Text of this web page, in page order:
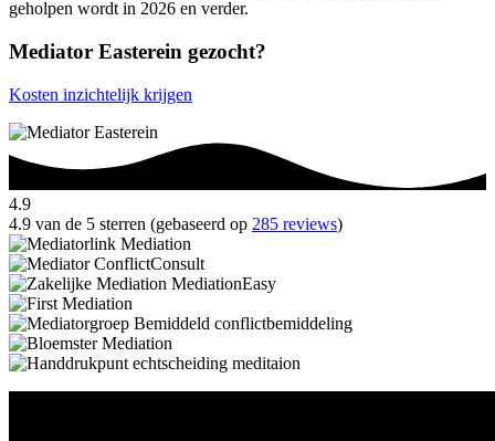
geholpen wordt in 2026 en verder.
Mediator Easterein gezocht?
Kosten inzichtelijk krijgen
4.9
4.9 van de 5 sterren (gebaseerd op 285 reviews)